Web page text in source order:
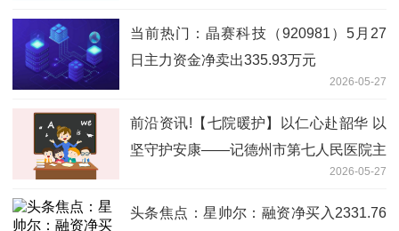
当前热门：晶赛科技（920981）5月27
日主力资金净卖出335.93万元
2026-05-27
前沿资讯!【七院暖护】以仁心赴韶华 以
坚守护安康——记德州市第七人民医院主
2026-05-27
头条焦点：星帅尔：融资净买入2331.76